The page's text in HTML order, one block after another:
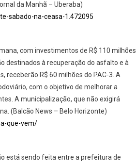
da Manhã – Uberaba)
sabado-na-ceasa-1.472095
com investimentos de R$ 110 milhões
destinados à recuperação do asfalto e à
receberão R$ 60 milhões do PAC-3. A
com o objetivo de melhorar a
A municipalização, que não exigirá
(Balcão News – Belo Horizonte)
que-vem/
está sendo feita entre a prefeitura de